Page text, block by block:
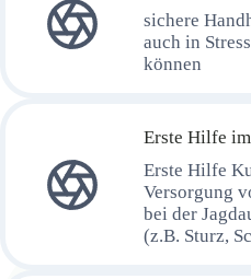
sichere
auch in
können
Erste Hilfe
Erste Hilfe
Versorgung
bei der
(z.B. Sturz,